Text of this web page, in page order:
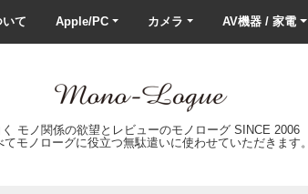
て Apple/PC カメラ AV機器 / 家電
モノ関係の欲望とレビューのモノローグ SINCE
てモノローグに役立つ無駄遣いに使わせていただきます。